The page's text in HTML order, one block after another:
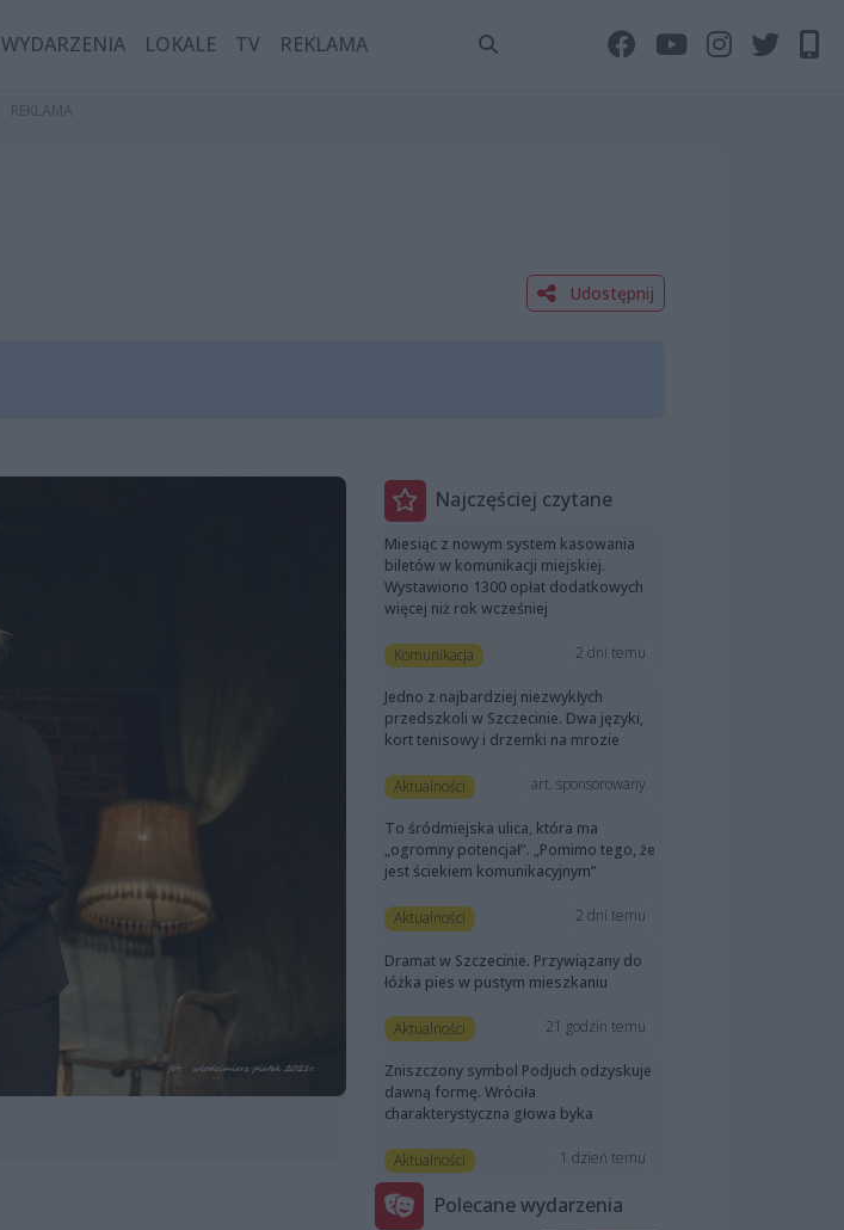
WYDARZENIA LOKALE TV REKLAMA
Udostępnij
Najczęściej czytane
Miesiąc z nowym system kasowania
biletów w komunikacji miejskiej.
Wystawiono 1300 opłat dodatkowych
więcej niż rok wcześniej
Komunikacja 2 dni temu
Jedno z najbardziej niezwykłych
przedszkoli w Szczecinie. Dwa języki,
kort tenisowy i drzemki na mrozie
Aktualności art. sponsorowany
To śródmiejska ulica, która ma
„ogromny potencjał”. „Pomimo tego, że
jest ściekiem komunikacyjnym”
Aktualności 2 dni temu
Dramat w Szczecinie. Przywiązany do
łóżka pies w pustym mieszkaniu
Aktualności 21 godzin temu
Zniszczony symbol Podjuch odzyskuje
dawną formę. Wróciła
charakterystyczna głowa byka
Aktualności 1 dzień temu
Polecane wydarzenia